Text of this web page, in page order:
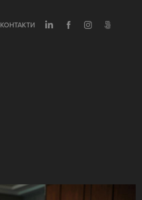
КОНТАКТИ